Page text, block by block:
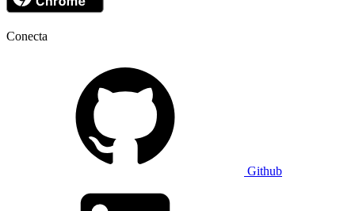
Conecta
Github